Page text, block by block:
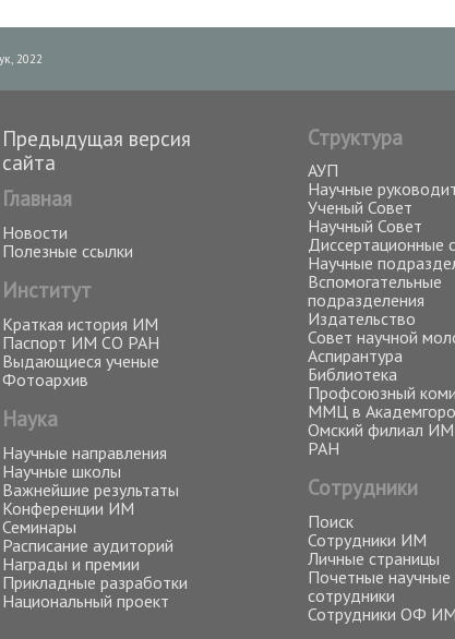
2022
Предыдущая версия
сайта
Главная
Новости
Полезные ссылки
Институт
Краткая история ИМ
Паспорт ИМ СО РАН
Выдающиеся ученые
Фотоархив
Наука
Научные направления
Научные школы
Важнейшие результаты
Конференции ИМ
Семинары
Расписание аудиторий
Награды и премии
Прикладные разработки
Национальный проект
Структура
АУП
Научные
Ученый Совет
Научный Совет
Диссертационные
Научные
Вспомогательные
подразделения
Издательство
Совет научной
Аспирантура
Библиотека
Профсоюзный
ММЦ в
Омский филиал
РАН
Сотрудники
Поиск
Сотрудники ИМ
Личные страницы
Почетные научные
сотрудники
Сотрудники ОФ